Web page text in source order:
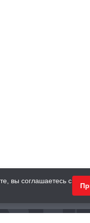
ПОДАРКИ
вы соглашаетесь с